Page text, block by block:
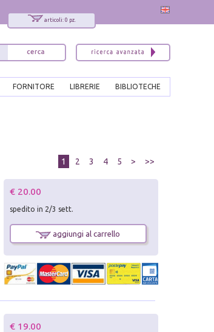
articoli: 0 pz.
BIBLIOTECHE
LIBRERIE
FORNITORE
1 2 3 4 5 > >>
€ 20.00
spedito in 2/3 sett.
aggiungi al carrello
€ 19.00